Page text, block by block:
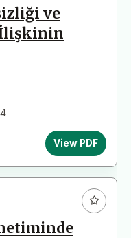
ve
İlişkinin
View PDF